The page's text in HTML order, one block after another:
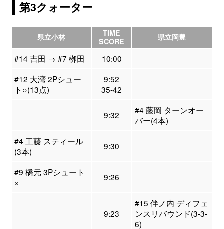
第3クォーター
県立小林
TIME
SCORE
県立岡豊
#14 吉田 → #7 栁田
10:00
#12 大湾 2Pシュー
ト○(13点)
9:52
35-42
9:32
#4 藤岡 ターンオー
バー(4本)
#4 工藤 スティール
(3本)
9:30
#9 橋元 3Pシュート
×
9:26
9:23
#15 伴ノ内 ディフェ
ンスリバウンド(3-3-
6)